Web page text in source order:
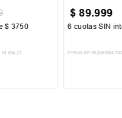
$ 3750
18.594 ,21
$ 89.999
6 cuotas SIN
Precio sin impuestos